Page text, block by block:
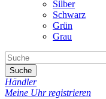
Silber
Schwarz
Grün
Grau
Suche
Händler
Meine Uhr registrieren